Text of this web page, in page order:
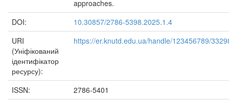
approaches.
DOI:
10.30857/2786-5398.2025.1.4
URI
(Уніфікований
ідентифікатор
ресурсу):
https://er.knutd.edu.ua/handle/123456789/
ISSN:
2786-5401